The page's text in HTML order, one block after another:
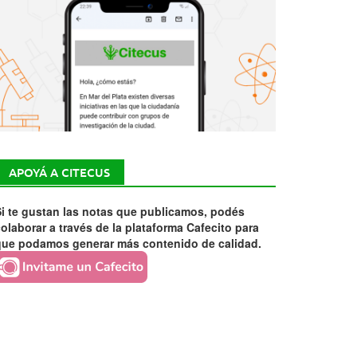
APOYÁ A CITECUS
te gustan las notas que publicamos, podés
a través de la plataforma Cafecito para
podamos generar más contenido de calidad.